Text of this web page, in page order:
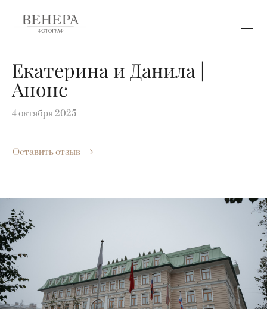
Екатерина и Данила |
Анонс
4 октября 2025
Оставить отзыв